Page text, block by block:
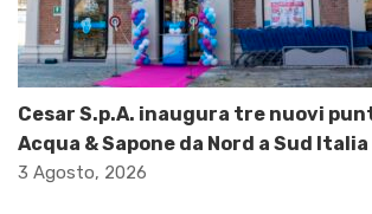
Cesar S.p.A. inaugura tre nuovi
Acqua & Sapone da Nord a Sud Italia
3 Agosto, 2026